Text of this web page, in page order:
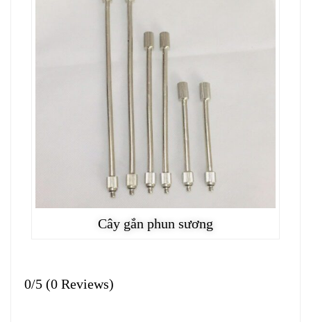
Cây gắn phun sương
0/5 (0 Reviews)